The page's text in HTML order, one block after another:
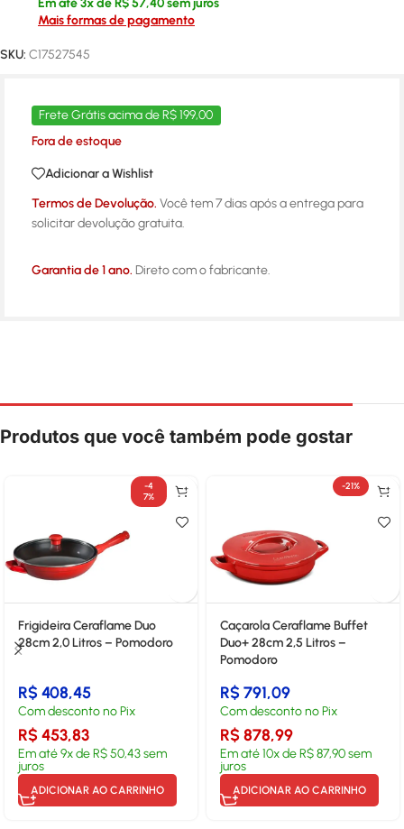
Em até3x deR$57,40sem juros
Mais formas de pagamento
SKU: C17527545
Frete Grátis acima de R$ 199,00
Fora de estoque
Adicionar a Wishlist
Termos de Devolução. Você tem 7 dias após a entrega para
solicitar devolução gratuita.
Garantia de 1 ano. Direto com o fabricante.
Produtos que você também pode gostar
-4
7%
Frigideira Ceraflame Duo
28cm 2,0 Litros – Pomodoro
R$408,45
Com desconto no Pix
R$453,83
Em até9x deR$50,43sem
juros
ADICIONAR AO CARRINHO
-21%
Caçarola Ceraflame Buffet
Duo+ 28cm 2,5 Litros –
Pomodoro
R$791,09
Com desconto no Pix
R$878,99
Em até10x deR$87,90sem
juros
ADICIONAR AO CARRINHO